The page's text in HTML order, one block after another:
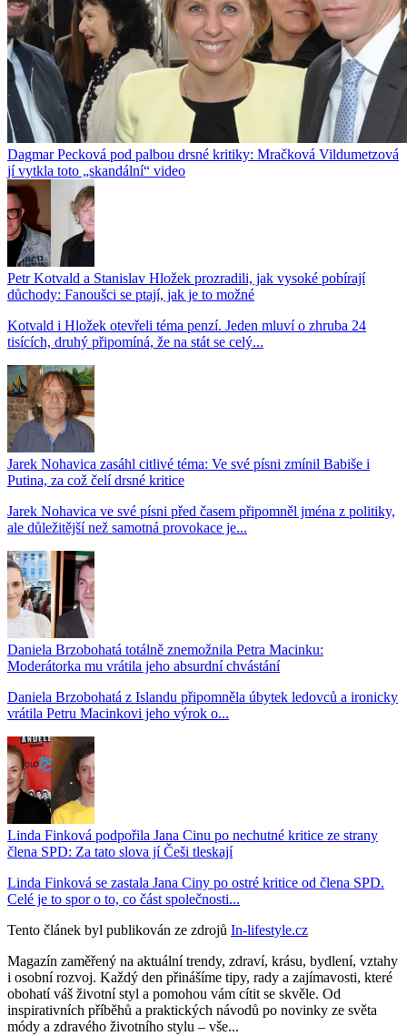
Dagmar Pecková pod palbou drsné kritiky: Mračková Vildumetzová
jí vytkla toto „skandální“ video
Petr Kotvald a Stanislav Hložek prozradili, jak vysoké pobírají
důchody: Fanoušci se ptají, jak je to možné
Kotvald i Hložek otevřeli téma penzí. Jeden mluví o zhruba 24
tisících, druhý připomíná, že na stát se celý...
Jarek Nohavica zasáhl citlivé téma: Ve své písni zmínil Babiše i
Putina, za což čelí drsné kritice
Jarek Nohavica ve své písni před časem připomněl jména z politiky,
ale důležitější než samotná provokace je...
Daniela Brzobohatá totálně znemožnila Petra Macinku:
Moderátorka mu vrátila jeho absurdní chvástání
Daniela Brzobohatá z Islandu připomněla úbytek ledovců a ironicky
vrátila Petru Macinkovi jeho výrok o...
Linda Finková podpořila Jana Cinu po nechutné kritice ze strany
člena SPD: Za tato slova jí Češi tleskají
Linda Finková se zastala Jana Ciny po ostré kritice od člena SPD.
Celé je to spor o to, co část společnosti...
Tento článek byl publikován ze zdrojů In-lifestyle.cz
Magazín zaměřený na aktuální trendy, zdraví, krásu, bydlení, vztahy
i osobní rozvoj. Každý den přinášíme tipy, rady a zajímavosti, které
obohatí váš životní styl a pomohou vám cítit se skvěle. Od
inspirativních příběhů a praktických návodů po novinky ze světa
módy a zdravého životního stylu – vše...